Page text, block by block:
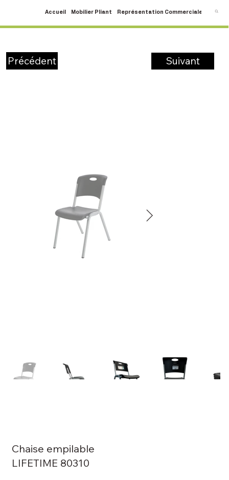
Accueil Mobilier Pliant Représentation Commerciale SAV
Chaise empilable
LIFETIME 80310
Précédent Suivant